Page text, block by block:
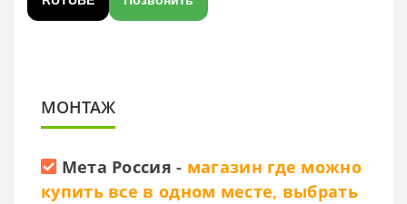
МОНТАЖ
Мета Россия - магазин где можно
купить все в одном месте, выбрать